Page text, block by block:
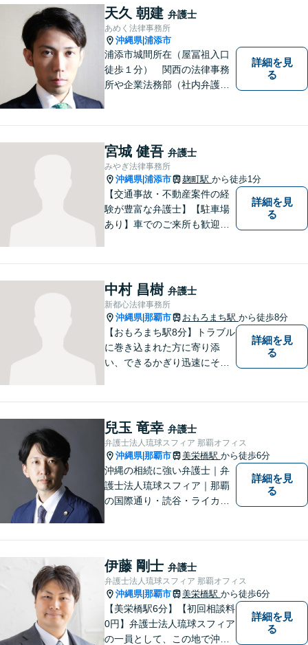
にご連絡ください！
天久 朝建 弁護士
あめく法律事務所
沖縄県|浦添市
浦添市城間所在（屋冨祖入口
徒歩１分） 関西の法律事務
所や企業法務部（社内弁護士
詳細を見
る
宮城 健吾 弁護士
みやぎ法律事務所
沖縄県|浦添市 麹町駅 から徒歩1分
【交通事故・不動産案件の経
験が豊富な弁護士】【駐車場
あり】車でのご来所も歓迎し
た提案をしていきたいと思っ
ています。【完全個室で相談
可】
詳細を見
る
中村 昌樹 弁護士
新都心法律事務所
沖縄県|那覇市 おもろまち駅 から徒歩8分
【おもろまち駅8分】トラブル
に巻き込まれた方に寄り添
い、できるかぎり迅速にそし
婚、借金、相続、交通事故
等、生活上のトラブルがござ
いましたら、お気軽にご相談
下さい。
詳細を見
る
兒玉 竜幸 弁護士
弁護士法人琉球スフィア 那覇オフィス
沖縄県|那覇市 美栄橋駅 から徒歩6分
沖縄の相続に強い弁護士｜弁
護士法人琉球スフィア｜那覇
の国際通り・読谷・ライカム
に対応し、あなたの立場に立
ったベストな紛争解決を導く
ことを常に大切にしていま
す。
詳細を見
る
伊藤 剛士 弁護士
弁護士法人琉球スフィア 那覇オフィス
沖縄県|那覇市 美栄橋駅 から徒歩6分
【美栄橋駅6分】【初回相談料
0円】弁護士法人琉球スフィア
の一員として、この地で沖縄
詳細を見
る